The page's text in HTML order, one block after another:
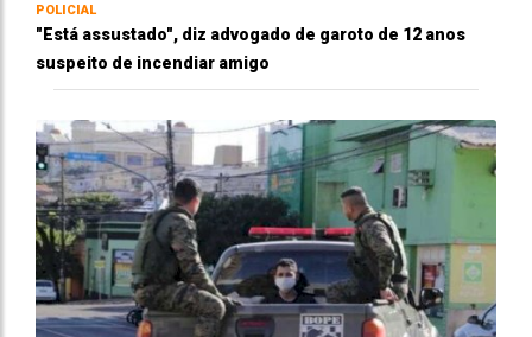
POLICIAL
"Está assustado", diz advogado de garoto de 12 anos
suspeito de incendiar amigo